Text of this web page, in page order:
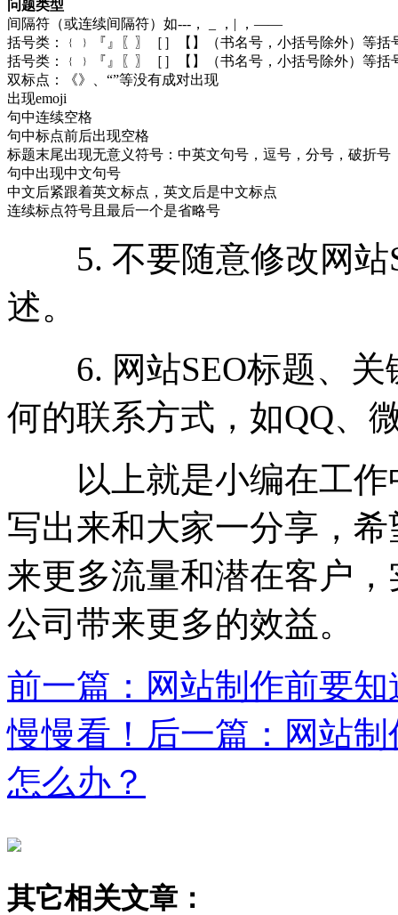
问题类型
间隔符（或连续间隔符）如---， _ ，| ，——
括号类：﹛﹜『』〖〗［］【】（书名号，小括号除外）等括
括号类：﹛﹜『』〖〗［］【】（书名号，小括号除外）等括
双标点：《》、“”等没有成对出现
出现emoji
句中连续空格
句中标点前后出现空格
标题末尾出现无意义符号：中英文句号，逗号，分号，破折号
句中出现中文句号
中文后紧跟着英文标点，英文后是中文标点
连续标点符号且最后一个是省略号
5. 不要随意修改网站
述。
6. 网站SEO标题、
何的联系方式，如QQ、
以上就是小编在工作
写出来和大家一分享，
来更多流量和潜在客户，
公司带来更多的效益。
前一篇：网站制作前要
慢慢看！ 后一篇：网站
怎么办？
其它相关文章：